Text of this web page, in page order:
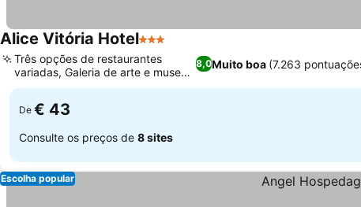
Alice Vitória Hotel3 Estrelas
8,0Muito boa (7.263
Três opções de restaurantes
variadas, Galeria de arte e museu
únicos
De € 43
Consulte os preços de 8 sites
Escolha popular